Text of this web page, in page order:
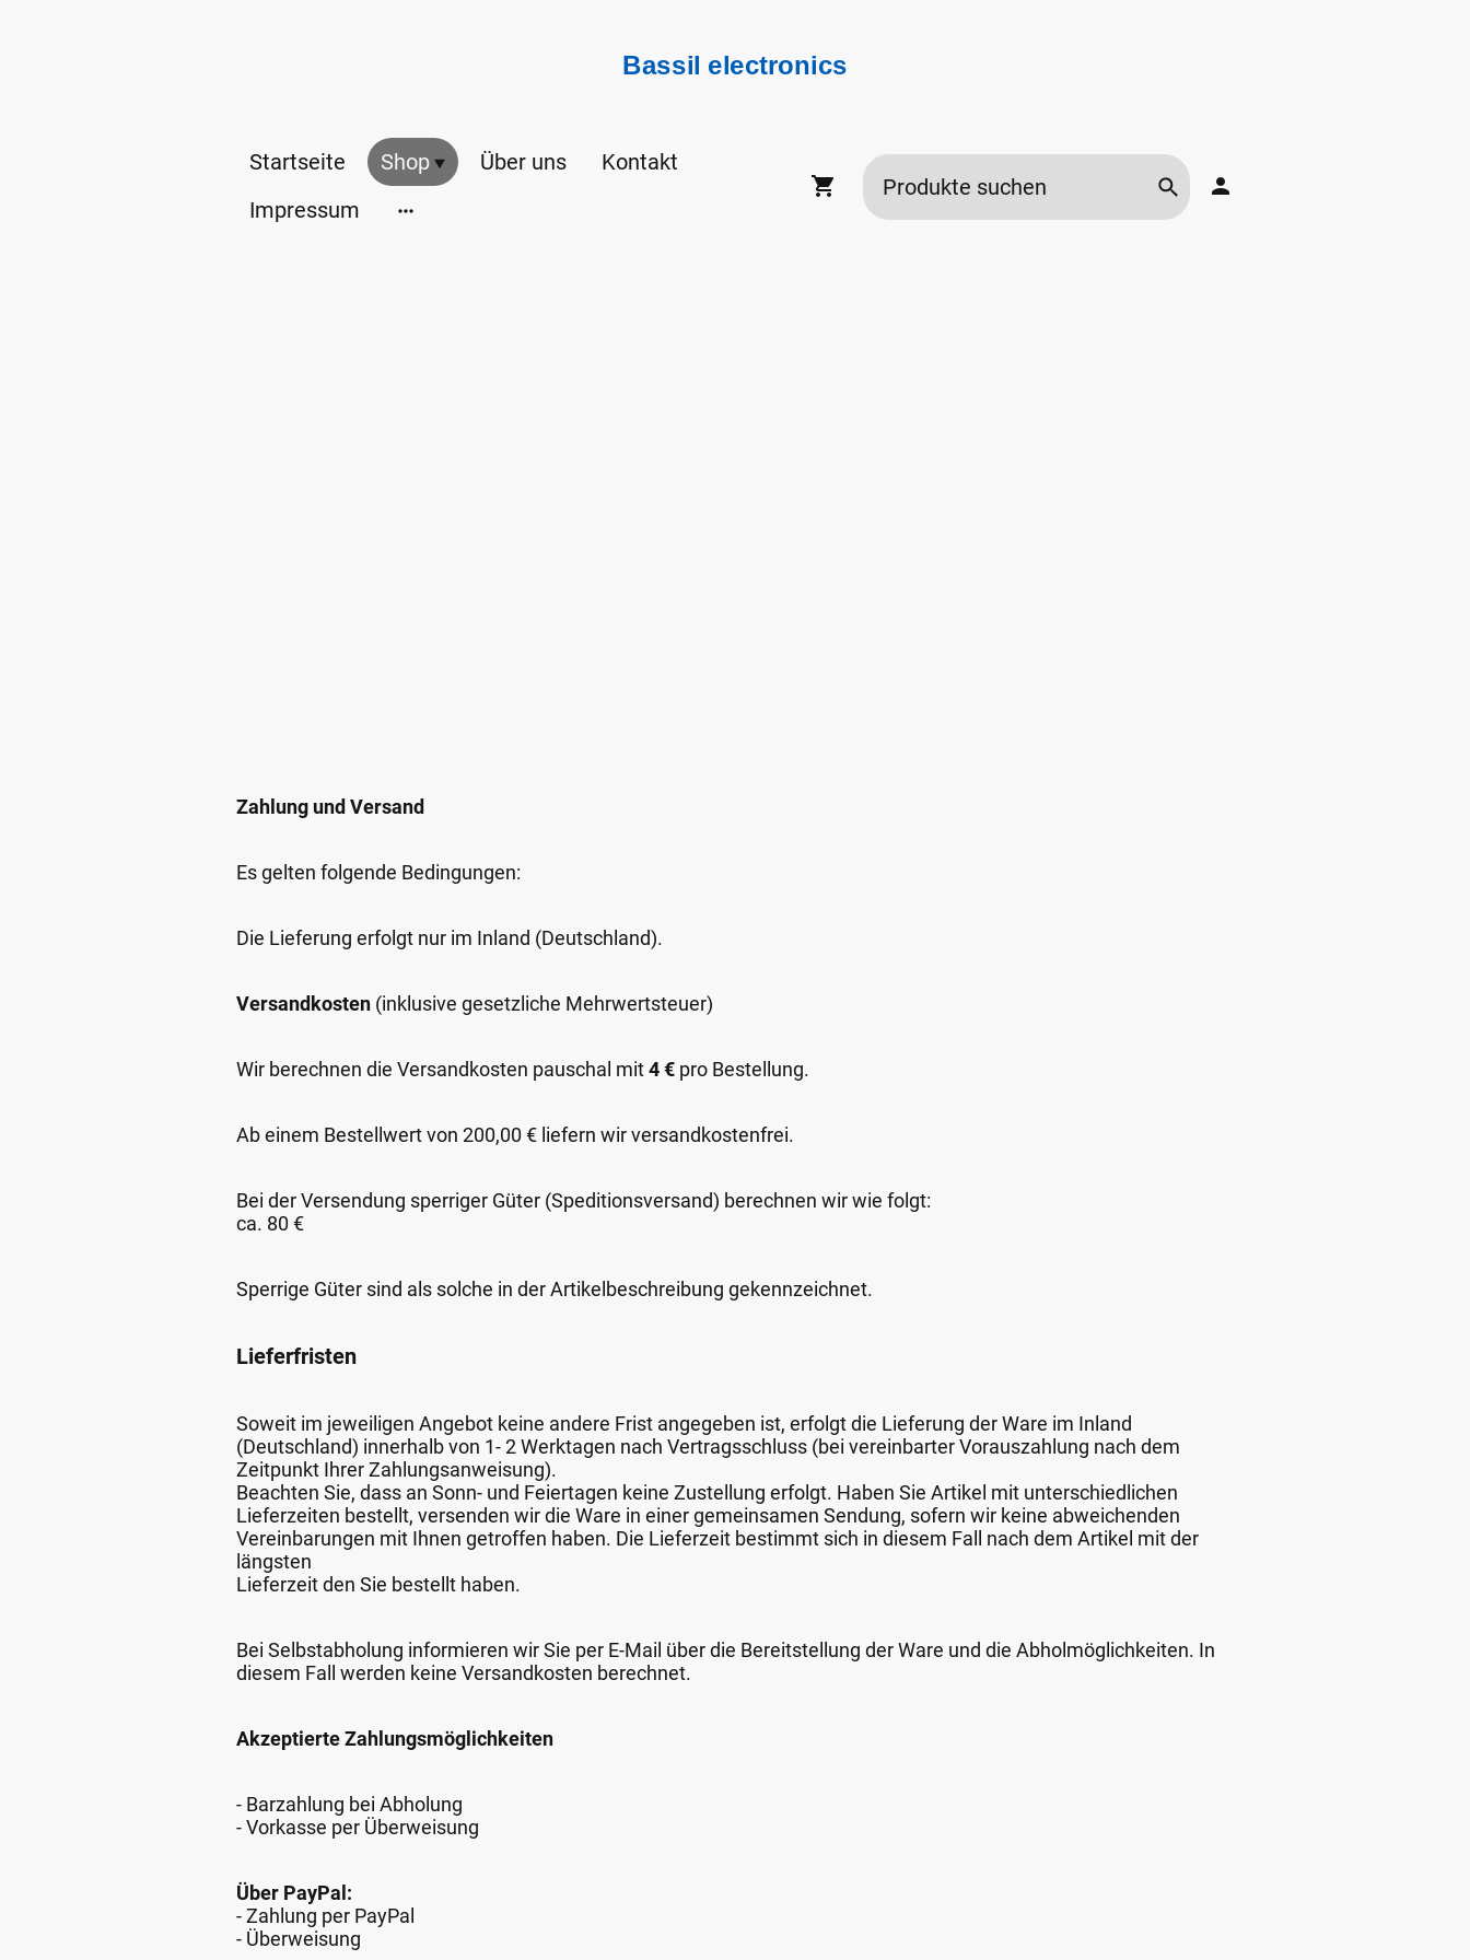
Bassil electronics
Startseite Shop Über uns
Kontakt
Impressum
Zahlung und Versand
Es gelten folgende Bedingungen:
Die Lieferung erfolgt nur im Inland (Deutschland).
Versandkosten (inklusive gesetzliche Mehrwertsteuer)
Wir berechnen die Versandkosten pauschal mit4 € pro Bestellung.
Ab einem Bestellwert von 200,00 € liefern wir versandkostenfrei.
Bei der Versendung sperriger Güter (Speditionsversand) berechnen wir wie folgt:
ca. 80 €
Sperrige Güter sind als solche in der Artikelbeschreibung gekennzeichnet.
Lieferfristen
Soweit im jeweiligen Angebot keine andere Frist angegeben ist, erfolgt die Lieferung der Ware im Inland
(Deutschland) innerhalb von 1- 2 Werktagen nach Vertragsschluss (bei vereinbarter Vorauszahlung nach dem
Zeitpunkt Ihrer Zahlungsanweisung).
Beachten Sie, dass an Sonn- und Feiertagen keine Zustellung erfolgt. Haben Sie Artikel mit unterschiedlichen
Lieferzeiten bestellt, versenden wir die Ware in einer gemeinsamen Sendung, sofern wir keine abweichenden
Vereinbarungen mit Ihnen getroffen haben. Die Lieferzeit bestimmt sich in diesem Fall nach dem Artikel mit der
längsten
Lieferzeit den Sie bestellt haben.
Bei Selbstabholung informieren wir Sie per E-Mail über die Bereitstellung der Ware und die Abholmöglichkeiten. In
diesem Fall werden keine Versandkosten berechnet.
Akzeptierte Zahlungsmöglichkeiten
- Barzahlung bei Abholung
- Vorkasse per Überweisung
Über PayPal:
- Zahlung per PayPal
- Überweisung